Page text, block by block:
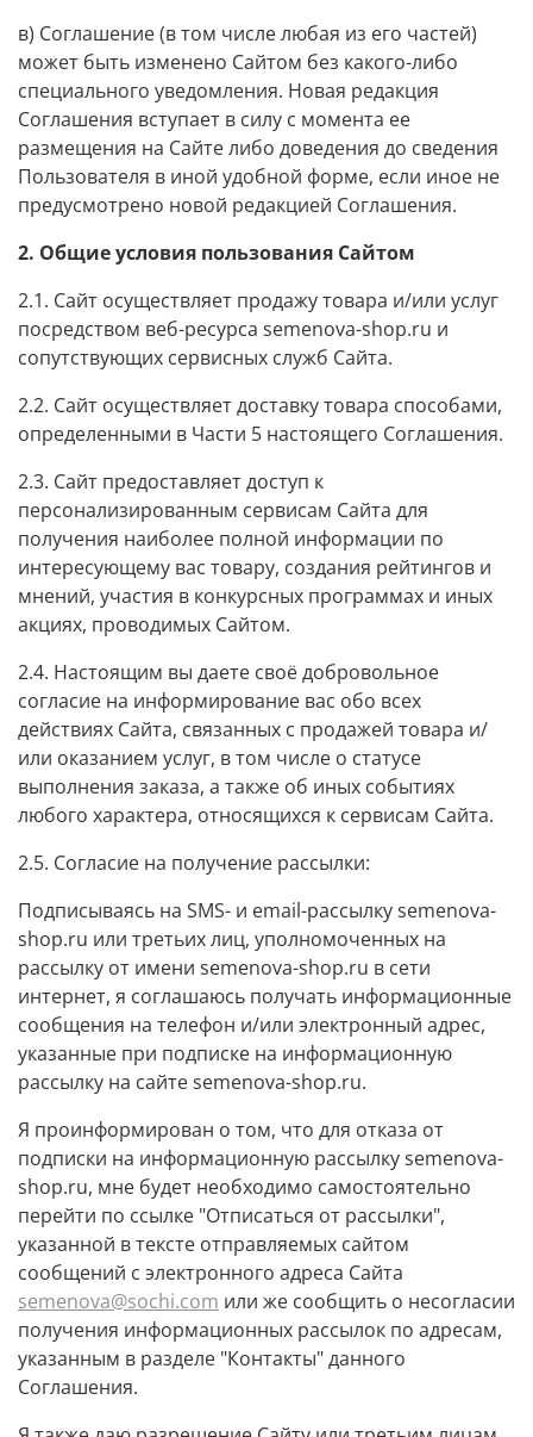
в) Соглашение (в том числе любая из его частей)
может быть изменено Сайтом без какого-либо
специального уведомления. Новая редакция
Соглашения вступает в силу с момента ее
размещения на Сайте либо доведения до сведения
Пользователя в иной удобной форме, если иное не
предусмотрено новой редакцией Соглашения.
2. Общие условия пользования Сайтом
2.1. Сайт осуществляет продажу товара и/или услуг
посредством веб-ресурса semenova-shop.ru и
сопутствующих сервисных служб Сайта.
2.2. Сайт осуществляет доставку товара способами,
определенными в Части 5 настоящего Соглашения.
2.3. Сайт предоставляет доступ к
персонализированным сервисам Сайта для
получения наиболее полной информации по
интересующему вас товару, создания рейтингов и
мнений, участия в конкурсных программах и иных
акциях, проводимых Сайтом.
2.4. Настоящим вы даете своё добровольное
согласие на информирование вас обо всех
действиях Сайта, связанных с продажей товара и/
или оказанием услуг, в том числе о статусе
выполнения заказа, а также об иных событиях
любого характера, относящихся к сервисам Сайта.
2.5. Согласие на получение рассылки:
Подписываясь на SMS- и email-рассылку semenova-
shop.ru или третьих лиц, уполномоченных на
рассылку от имени semenova-shop.ru в сети
интернет, я соглашаюсь получать информационные
сообщения на телефон и/или электронный адрес,
указанные при подписке на информационную
рассылку на сайте semenova-shop.ru.
Я проинформирован о том, что для отказа от
подписки на информационную рассылку semenova-
shop.ru, мне будет необходимо самостоятельно
перейти по ссылке "Отписаться от рассылки",
указанной в тексте отправляемых сайтом
сообщений с электронного адреса Сайта
semenova@sochi.com или же сообщить о несогласии
получения информационных рассылок по адресам,
указанным в разделе "Контакты" данного
Соглашения.